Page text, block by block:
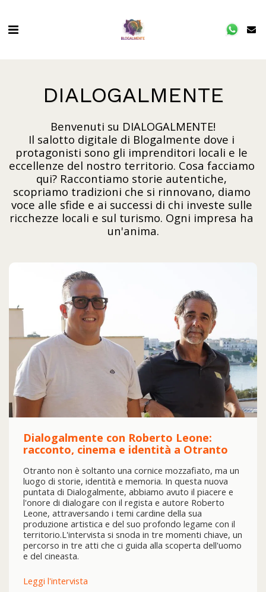
DIALOGALMENTE
Benvenuti su DIALOGALMENTE!
Il salotto digitale di Blogalmente dove i
protagonisti sono gli imprenditori locali e le
eccellenze del nostro territorio. Cosa facciamo
qui? Raccontiamo storie autentiche,
scopriamo tradizioni che si rinnovano, diamo
voce alle sfide e ai successi di chi investe sulle
ricchezze locali e sul turismo. Ogni impresa ha
un'anima.
Dialogalmente con Roberto Leone:
racconto, cinema e identità a Otranto
Otranto non è soltanto una cornice mozzafiato, ma un
luogo di storie, identità e memoria. In questa nuova
puntata di Dialogalmente, abbiamo avuto il piacere e
l'onore di dialogare con il regista e autore Roberto
Leone, attraversando i temi cardine della sua
produzione artistica e del suo profondo legame con il
territorio.L'intervista si snoda in tre momenti chiave, un
percorso in tre atti che ci guida alla scoperta dell'uomo
e del cineasta.
Leggi l'intervista